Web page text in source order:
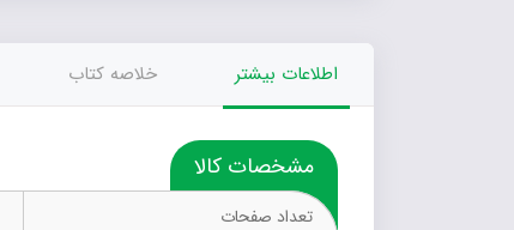
اطلاعات بیشتر خلاصه کتاب
مشخصات کالا
تعداد صفحات